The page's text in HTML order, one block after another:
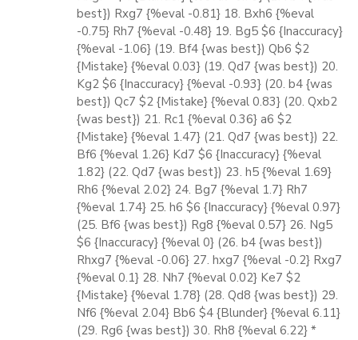
best}) Rxg7 {%eval -0.81} 18. Bxh6 {%eval
-0.75} Rh7 {%eval -0.48} 19. Bg5 $6 {Inaccuracy}
{%eval -1.06} (19. Bf4 {was best}) Qb6 $2
{Mistake} {%eval 0.03} (19. Qd7 {was best}) 20.
Kg2 $6 {Inaccuracy} {%eval -0.93} (20. b4 {was
best}) Qc7 $2 {Mistake} {%eval 0.83} (20. Qxb2
{was best}) 21. Rc1 {%eval 0.36} a6 $2
{Mistake} {%eval 1.47} (21. Qd7 {was best}) 22.
Bf6 {%eval 1.26} Kd7 $6 {Inaccuracy} {%eval
1.82} (22. Qd7 {was best}) 23. h5 {%eval 1.69}
Rh6 {%eval 2.02} 24. Bg7 {%eval 1.7} Rh7
{%eval 1.74} 25. h6 $6 {Inaccuracy} {%eval 0.97}
(25. Bf6 {was best}) Rg8 {%eval 0.57} 26. Ng5
$6 {Inaccuracy} {%eval 0} (26. b4 {was best})
Rhxg7 {%eval -0.06} 27. hxg7 {%eval -0.2} Rxg7
{%eval 0.1} 28. Nh7 {%eval 0.02} Ke7 $2
{Mistake} {%eval 1.78} (28. Qd8 {was best}) 29.
Nf6 {%eval 2.04} Bb6 $4 {Blunder} {%eval 6.11}
(29. Rg6 {was best}) 30. Rh8 {%eval 6.22} *